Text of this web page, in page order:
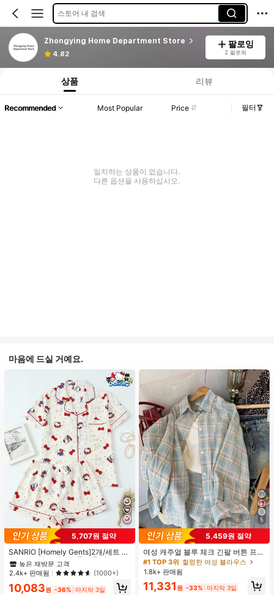
스토어 내 검색
Zhongying Home Department Store
4.82
팔로잉
2 팔로워
상품 리뷰
Recommended Most Popular Price 필터
일치하는 상품이 없습니다.
다른 옵션을 사용하십시오.
마음에 드실 거예요.
5,707원 절약
SANRIO [Homely Gents]2개/세트 여
성 프린트 라펠 반팔 버튼 포켓 상의
및 보우 반바지 잠옷 세트, 캐주얼 홈
웨어, 봄/여름에 적합
#1 TOP 3위
프라이드 월 여성 파자마 세트
높은 재방문 고객
#1 TOP 3위
프라이드 월 여성 파자마 세트
높은 재방문 고객
#1 TOP 3위
프라이드 월 여성 파자마 세트
높은 재방문 고객
#1 TOP 3위
프라이드 월 여성 파자마 세트
높은 재방문 고객
2.4k+ 판매됨 (1000+)
10,083원 -36% 마지막 3일
5
5,459원 절약
여성 캐주얼 블루 체크 긴팔 버튼 프론
트 폴리에스터 셔츠, 레귤러 핏, 봄 의
류, 편안한 스타일
#1 TOP 3위 헐렁한 여성 블라우스
1.8k+ 판매됨
11,331 원 -33% 마지막 3일